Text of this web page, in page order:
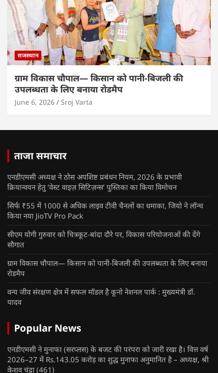
राजस्थान
ग्राम विकास चौपाल— किसान को पानी-बिजली की
उपलब्धता के लिए बनाया रोडमैप
June 6, 2026 Sroj Varta
ताजा समाचार
एनडीएमसी अध्यक्ष ने ठोस अपशिष्ट प्रबंधन नियम, 2026 के प्रभावी
क्रियान्वयन हेतु ‘वेस्ट वाइज़ सिटिज़न्स’ पुस्तिका का किया विमोचन
सिर्फ ₹55 में 1000 से अधिक लाइव टीवी चैनलों का धमाका, जियो ने लॉन्च
किया नया JioTV Pro Pack
सीएम योगी गुरुवार को चित्रकूट-बांदा दौरे पर, विकास परियोजनाओं की देंगे
सौगात
ग्राम विकास चौपाल— किसान को पानी-बिजली की उपलब्धता के लिए बनाया
रोडमैप
वन्य जीव संरक्षण क्षेत्र में सफल मॉडल है कूनो नेशनल पार्क : मुख्यमंत्री डॉ.
यादव
Popular News
एनडीएमसी ने मुनाफा (सरप्लस) के बजट की परंपरा को जारी रखा है। वित्त वर्ष
2026–27 में Rs.143.05 करोड़ का शुद्ध मुनाफा अनुमानित है – अध्यक्ष, श्री
केशव चंद्रा (461)